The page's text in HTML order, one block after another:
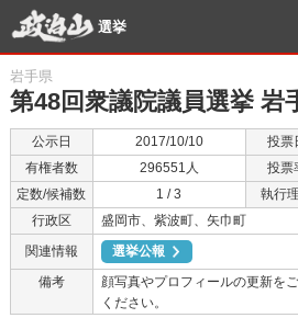
選挙
岩手県
第48回衆議院議員選挙 岩
公示日 2017/10/10 投票
有権者数
296551人 投票
定数/候補数
1 / 3 執行
行政区
盛岡市、紫波町、矢巾町
関連情報
選挙公報
備考
顔写真やプロフィールの更新を
ください。